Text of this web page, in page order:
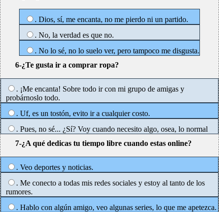
. Dios, sí, me encanta, no me pierdo ni un partido.
. No, la verdad es que no.
. No lo sé, no lo suelo ver, pero tampoco me disgusta.
6-¿Te gusta ir a comprar ropa?
. ¡Me encanta! Sobre todo ir con mi grupo de amigas y
probárnoslo todo.
. Uf, es un tostón, evito ir a cualquier costo.
. Pues, no sé... ¿Sí? Voy cuando necesito algo, osea, lo normal
7-¿A qué dedicas tu tiempo libre cuando estas online?
. Veo deportes y noticias.
. Me conecto a todas mis redes sociales y estoy al tanto de los
rumores.
. Hablo con algún amigo, veo algunas series, lo que me apetezca.